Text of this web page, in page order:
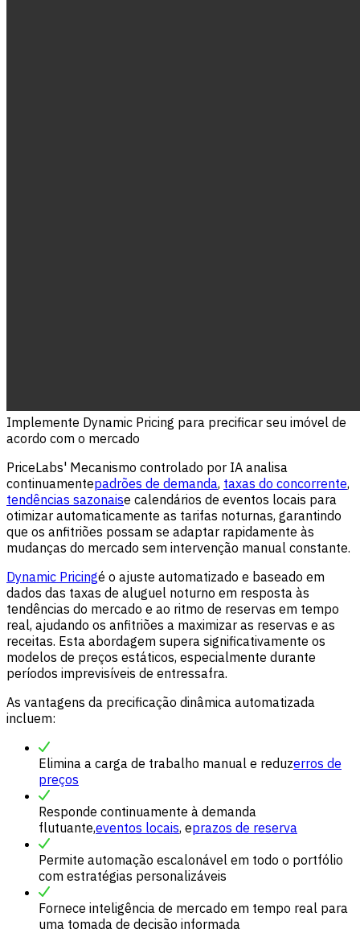
Implemente Dynamic Pricing para precificar seu imóvel de
acordo com o mercado
PriceLabs' Mecanismo controlado por IA analisa
continuamentepadrões de demanda, taxas do concorrente,
tendências sazonaise calendários de eventos locais para
otimizar automaticamente as tarifas noturnas, garantindo
que os anfitriões possam se adaptar rapidamente às
mudanças do mercado sem intervenção manual constante.
Dynamic Pricingé o ajuste automatizado e baseado em
dados das taxas de aluguel noturno em resposta às
tendências do mercado e ao ritmo de reservas em tempo
real, ajudando os anfitriões a maximizar as reservas e as
receitas. Esta abordagem supera significativamente os
modelos de preços estáticos, especialmente durante
períodos imprevisíveis de entressafra.
As vantagens da precificação dinâmica automatizada
incluem:
Elimina a carga de trabalho manual e reduzerros de
preços
Responde continuamente à demanda
flutuante,eventos locais, eprazos de reserva
Permite automação escalonável em todo o portfólio
com estratégias personalizáveis
Fornece inteligência de mercado em tempo real para
uma tomada de decisão informada